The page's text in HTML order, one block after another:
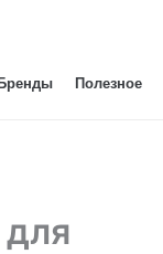
Бренды Полезное